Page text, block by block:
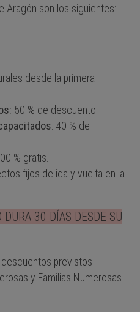
Aragón son los siguientes:
desde la primera
50 % de descuento.
: 40 % de
% gratis.
fijos de ida y vuelta en la
30 DÍAS DESDE SU
previstos
y Familias Numerosas